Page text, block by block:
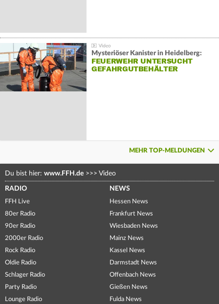
Mysteriöser Kanister in Heidelberg:
FEUERWEHR UNTERSUCHT
GEFAHRGUTBEHÄLTER
MEHR TOP-MELDUNGEN
Du bist hier: www.FFH.de >>> Video
RADIO
FFH Live
80er Radio
90er Radio
2000er Radio
Rock Radio
Oldie Radio
Schlager Radio
Party Radio
Lounge Radio
NEWS
Hessen News
Frankfurt News
Wiesbaden News
Mainz News
Kassel News
Darmstadt News
Offenbach News
Gießen News
Fulda News